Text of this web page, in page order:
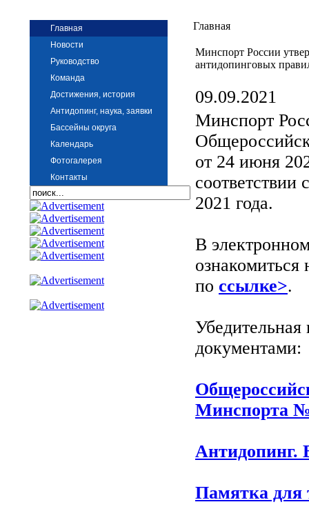
Главная
Новости
Руководство
Команда
Достижения, история
Антидопинг, наука, заявки
Бассейны округа
Календарь
Фотогалерея
Контакты
Главная
Минспорт России
антидопинговых
09.09.2021
Минспорт
от 24 июня
2021 года.
В
по ссылке>.
Убедительная
документами:
Минспорта №
Памятка для